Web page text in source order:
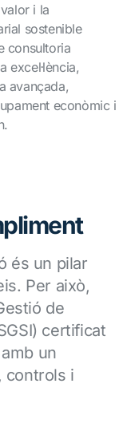
i la
sostenible
consultoria
excel·lència,
avançada,
econòmic i
és un pilar
Per això,
de
certificat
un
controls i